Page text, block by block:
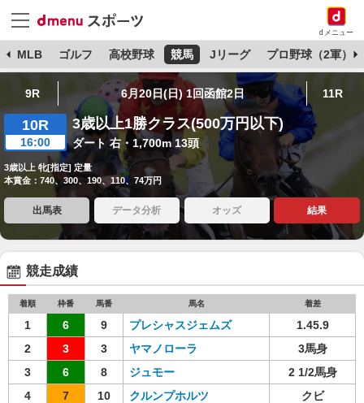
dメニュー
MLB ゴルフ 高校野球 競馬 Jリーグ プロ野球（2軍）
9R 6月20日(日) 1回函館2日 11R
10R
16:00
3歳以上1勝クラス(500万円以下)
ダート 右・1,700m 13頭
3歳以上 牝[指定] 定量
本賞金：740、300、190、110、74万円
出馬表 データ分析 オッズ 結果
競走成績
着順 枠番 馬番 馬名 着差
1 6 9 プレシャスジェムズ
1.45.9
2
3 3 ヤマノローラ
3馬身
3
6 8 ジュモー
2 1/2馬身
4
7 10 クルンプホルツ
クビ